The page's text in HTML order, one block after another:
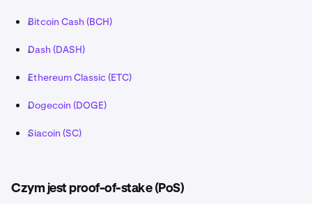
Bitcoin Cash (BCH)
Dash (DASH)
Ethereum Classic (ETC)
Dogecoin (DOGE)
Siacoin (SC)
Czym jest proof-of-stake (PoS)